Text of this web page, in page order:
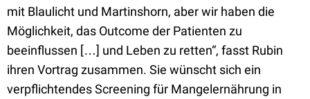
mit Blaulicht und Martinshorn, aber wir haben die
Möglichkeit, das Outcome der Patienten zu
beeinflussen […] und Leben zu retten“, fasst Rubin
ihren Vortrag zusammen. Sie wünscht sich ein
verpflichtendes Screening für Mangelernährung in